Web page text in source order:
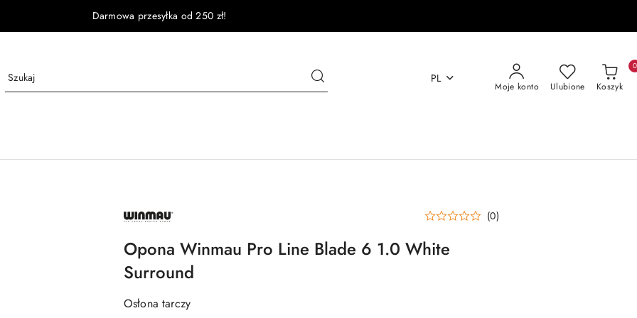
Darmowa przesyłka od 250 zł!
PL
Moje konto Ulubione Koszyk
0
NAZWA
PRODUCENTA: (0)
Opona Winmau Pro Line Blade 6 1.0 White
Surround
Osłona tarczy